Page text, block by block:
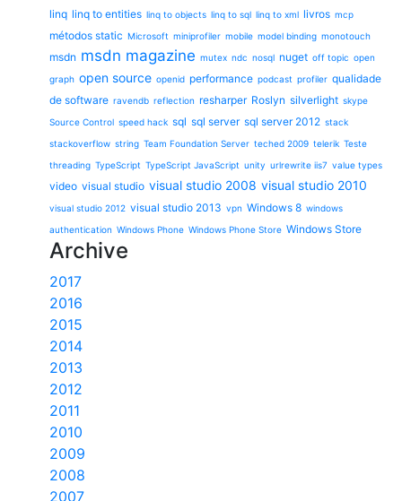
linq linq to entities linq to objects linq to sql linq to xml livros mcp
métodos static Microsoft miniprofiler mobile model binding monotouch
msdn msdn magazine mutex ndc nosql nuget off topic open
graph open source openid performance podcast profiler qualidade
de software ravendb reflection resharper Roslyn silverlight skype
Source Control speed hack sql sql server sql server 2012 stack
stackoverflow string Team Foundation Server teched 2009 telerik Teste
threading TypeScript TypeScript JavaScript unity urlrewrite iis7 value types
video visual studio visual studio 2008 visual studio 2010
visual studio 2012 visual studio 2013 vpn Windows 8 windows
authentication Windows Phone Windows Phone Store Windows Store
Archive
2017
2016
2015
2014
2013
2012
2011
2010
2009
2008
2007